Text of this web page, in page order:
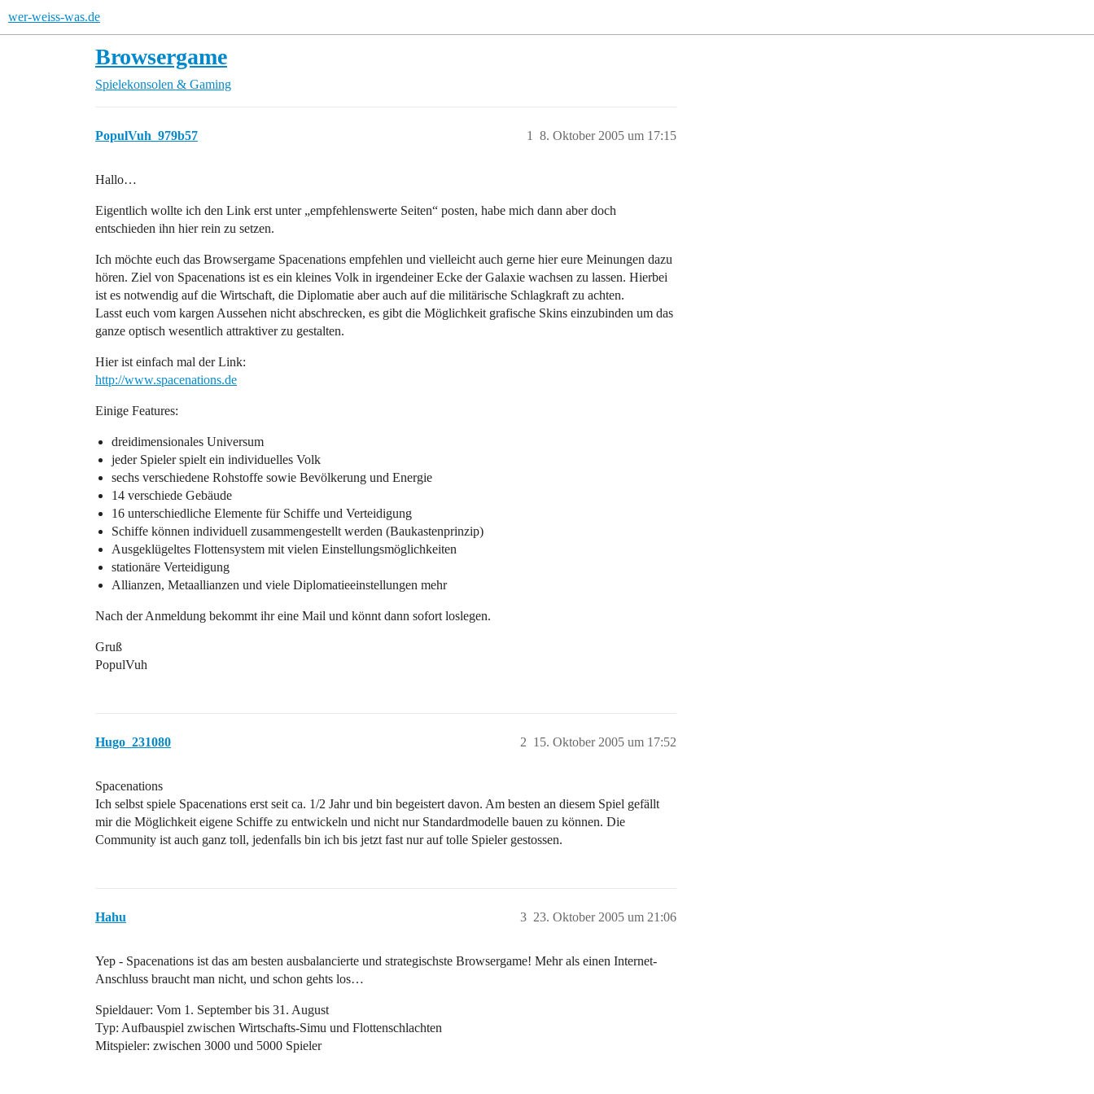
wer-weiss-was.de
Browsergame
Spielekonsolen & Gaming
PopulVuh_979b57 8. Oktober 2005 um 17:15
1
Hallo…
Eigentlich wollte ich den Link erst unter „empfehlenswerte Seiten“ posten, habe mich dann aber doch
entschieden ihn hier rein zu setzen.
Ich möchte euch das Browsergame Spacenations empfehlen und vielleicht auch gerne hier eure Meinungen dazu
hören. Ziel von Spacenations ist es ein kleines Volk in irgendeiner Ecke der Galaxie wachsen zu lassen. Hierbei
ist es notwendig auf die Wirtschaft, die Diplomatie aber auch auf die militärische Schlagkraft zu achten.
Lasst euch vom kargen Aussehen nicht abschrecken, es gibt die Möglichkeit grafische Skins einzubinden um das
ganze optisch wesentlich attraktiver zu gestalten.
Hier ist einfach mal der Link:
http://www.spacenations.de
Einige Features:
dreidimensionales Universum
jeder Spieler spielt ein individuelles Volk
sechs verschiedene Rohstoffe sowie Bevölkerung und Energie
14 verschiede Gebäude
16 unterschiedliche Elemente für Schiffe und Verteidigung
Schiffe können individuell zusammengestellt werden (Baukastenprinzip)
Ausgeklügeltes Flottensystem mit vielen Einstellungsmöglichkeiten
stationäre Verteidigung
Allianzen, Metaallianzen und viele Diplomatieeinstellungen mehr
Nach der Anmeldung bekommt ihr eine Mail und könnt dann sofort loslegen.
Gruß
PopulVuh
Hugo_231080 15. Oktober 2005 um 17:52
2
Spacenations
Ich selbst spiele Spacenations erst seit ca. 1/2 Jahr und bin begeistert davon. Am besten an diesem Spiel gefällt
mir die Möglichkeit eigene Schiffe zu entwickeln und nicht nur Standardmodelle bauen zu können. Die
Community ist auch ganz toll, jedenfalls bin ich bis jetzt fast nur auf tolle Spieler gestossen.
Hahu 23. Oktober 2005 um 21:06
3
Yep - Spacenations ist das am besten ausbalancierte und strategischste Browsergame! Mehr als einen Internet-
Anschluss braucht man nicht, und schon gehts los…
Spieldauer: Vom 1. September bis 31. August
Typ: Aufbauspiel zwischen Wirtschafts-Simu und Flottenschlachten
Mitspieler: zwischen 3000 und 5000 Spieler